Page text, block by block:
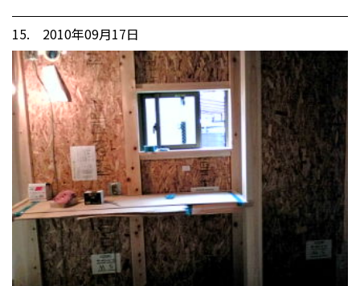
15. 2010年09月17日